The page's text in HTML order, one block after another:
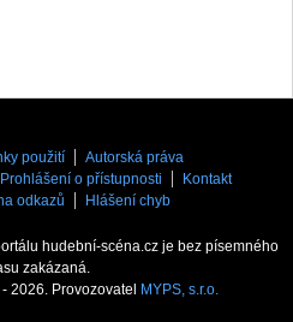
použití
Autorská práva
Prohlášení o přístupnosti
Kontakt
odkazů Hlášení chyb
hudební-scéna.cz je bez písemného
zakázaná.
2026. Provozovatel MYPS, s.r.o.